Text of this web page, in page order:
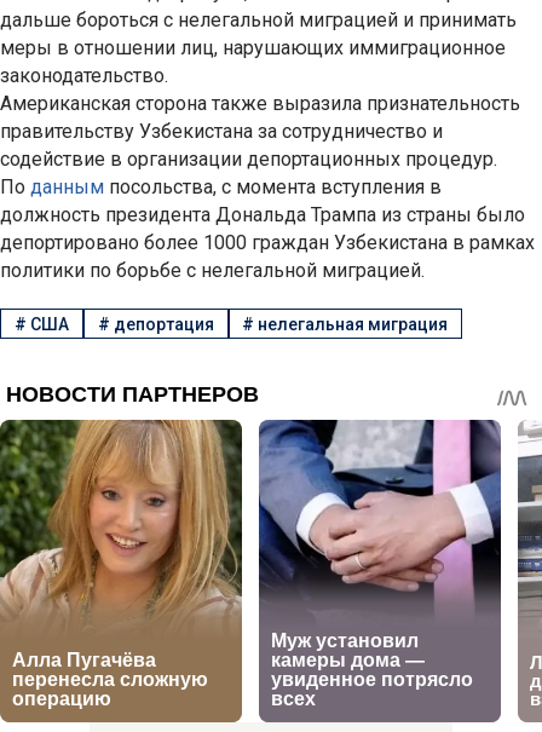
дальше бороться с нелегальной миграцией и принимать
меры в отношении лиц, нарушающих иммиграционное
законодательство.
Американская сторона также выразила признательность
правительству Узбекистана за сотрудничество и
содействие в организации депортационных процедур.
По данным посольства, с момента вступления в
должность президента Дональда Трампа из страны было
депортировано более 1000 граждан Узбекистана в рамках
политики по борьбе с нелегальной миграцией.
# США # депортация # нелегальная миграция